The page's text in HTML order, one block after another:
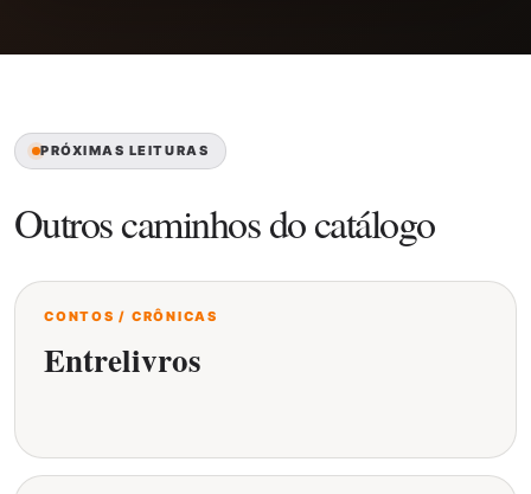
PRÓXIMAS LEITURAS
Outros caminhos do catálogo
CONTOS / CRÔNICAS
Entrelivros